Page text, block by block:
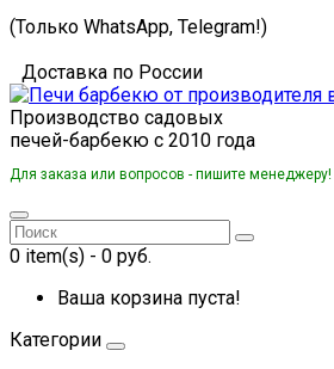
(Только WhatsApp, Telegram!)
Доставка по России
Производство садовых
печей-барбекю с 2010 года
Для заказа или вопросов - пишите менеджеру!
0 item(s) - 0 руб.
Ваша корзина пуста!
Категории